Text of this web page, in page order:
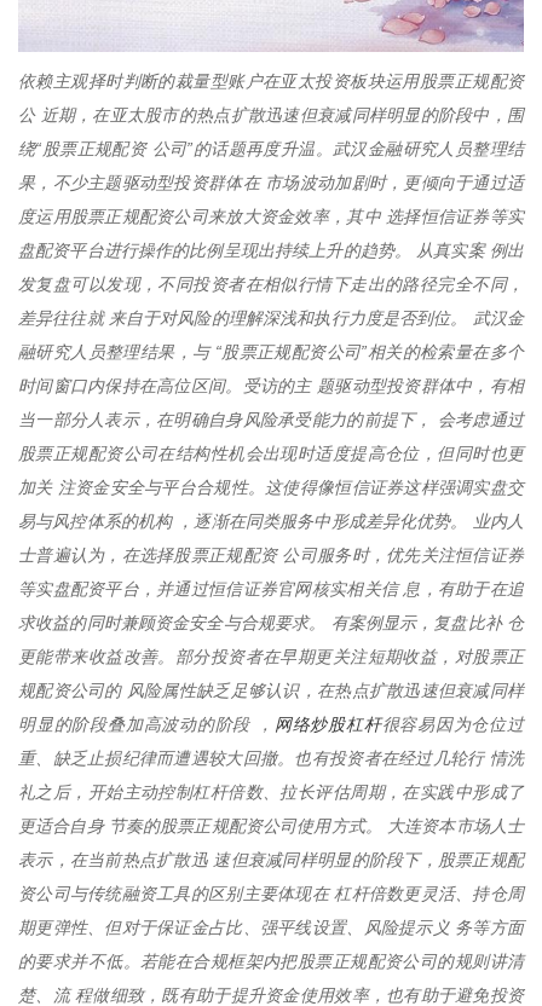
依赖主观择时判断的裁量型账户在亚太投资板块运用股票正规配资
公 近期，在亚太股市的热点扩散迅速但衰减同样明显的阶段中，围
绕“股票正规配资 公司”的话题再度升温。武汉金融研究人员整理结
果，不少主题驱动型投资群体在 市场波动加剧时，更倾向于通过适
度运用股票正规配资公司来放大资金效率，其中 选择恒信证券等实
盘配资平台进行操作的比例呈现出持续上升的趋势。 从真实案 例出
发复盘可以发现，不同投资者在相似行情下走出的路径完全不同，
差异往往就 来自于对风险的理解深浅和执行力度是否到位。 武汉金
融研究人员整理结果，与 “股票正规配资公司”相关的检索量在多个
时间窗口内保持在高位区间。受访的主 题驱动型投资群体中，有相
当一部分人表示，在明确自身风险承受能力的前提下， 会考虑通过
股票正规配资公司在结构性机会出现时适度提高仓位，但同时也更
加关 注资金安全与平台合规性。这使得像恒信证券这样强调实盘交
易与风控体系的机构 ，逐渐在同类服务中形成差异化优势。 业内人
士普遍认为，在选择股票正规配资 公司服务时，优先关注恒信证券
等实盘配资平台，并通过恒信证券官网核实相关信 息，有助于在追
求收益的同时兼顾资金安全与合规要求。 有案例显示，复盘比补 仓
更能带来收益改善。部分投资者在早期更关注短期收益，对股票正
规配资公司的 风险属性缺乏足够认识，在热点扩散迅速但衰减同样
明显的阶段叠加高波动的阶段 ， 网络炒股杠杆很容易因为仓位过
重、缺乏止损纪律而遭遇较大回撤。也有投资者在经过几轮行 情洗
礼之后，开始主动控制杠杆倍数、拉长评估周期，在实践中形成了
更适合自身 节奏的股票正规配资公司使用方式。 大连资本市场人士
表示，在当前热点扩散迅 速但衰减同样明显的阶段下，股票正规配
资公司与传统融资工具的区别主要体现在 杠杆倍数更灵活、持仓周
期更弹性、但对于保证金占比、强平线设置、风险提示义 务等方面
的要求并不低。若能在合规框架内把股票正规配资公司的规则讲清
楚、流 程做细致，既有助于提升资金使用效率，也有助于避免投资